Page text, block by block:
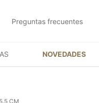
Preguntas frecuentes
NOVEDADES
CM